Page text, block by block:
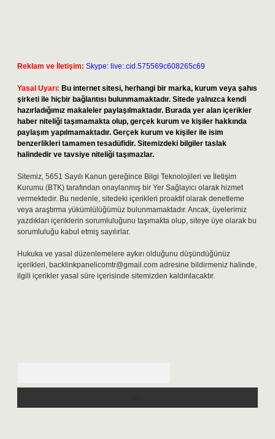
Reklam ve İletişim: Skype: live:.cid.575569c608265c69
Yasal Uyarı: Bu internet sitesi, herhangi bir marka, kurum veya şahıs
şirketi ile hiçbir bağlantısı bulunmamaktadır. Sitede yalnızca kendi
hazırladığımız makaleler paylaşılmaktadır. Burada yer alan içerikler
haber niteliği taşımamakta olup, gerçek kurum ve kişiler hakkında
paylaşım yapılmamaktadır. Gerçek kurum ve kişiler ile isim
benzerlikleri tamamen tesadüfidir. Sitemizdeki bilgiler taslak
halindedir ve tavsiye niteliği taşımazlar.
Sitemiz, 5651 Sayılı Kanun gereğince Bilgi Teknolojileri ve İletişim
Kurumu (BTK) tarafından onaylanmış bir Yer Sağlayıcı olarak hizmet
vermektedir. Bu nedenle, sitedeki içerikleri proaktif olarak denetleme
veya araştırma yükümlülüğümüz bulunmamaktadır. Ancak, üyelerimiz
yazdıkları içeriklerin sorumluluğunu taşımakta olup, siteye üye olarak bu
sorumluluğu kabul etmiş sayılırlar.
Hukuka ve yasal düzenlemelere aykırı olduğunu düşündüğünüz
içerikleri, backlinkpanelicomtr@gmail.com adresine bildirmeniz halinde,
ilgili içerikler yasal süre içerisinde sitemizden kaldırılacaktır.